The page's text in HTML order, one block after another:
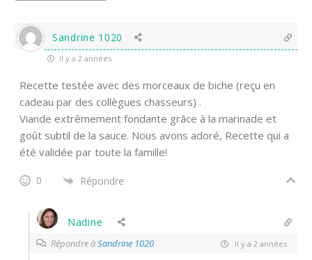
Sandrine 1020
il y a 2 années
Recette testée avec des morceaux de biche (reçu en
cadeau par des collègues chasseurs) .
Viande extrêmement fondante grâce à la marinade et
goût subtil de la sauce. Nous avons adoré, Recette qui a
été validée par toute la famille!
0 Répondre
Nadine
Répondre àSandrine 1020 il y a 2 années